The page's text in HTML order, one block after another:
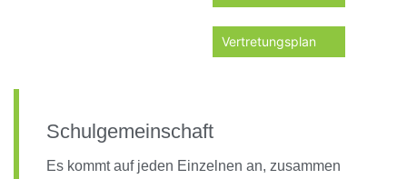
Vertretungsplan
Schulgemeinschaft
Es kommt auf jeden Einzelnen an, zusammen